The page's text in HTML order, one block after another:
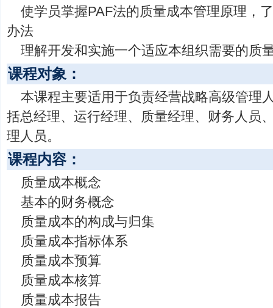
使学员掌握PAF法的质量成本管理原理，
办法
理解开发和实施一个适应本组织需要的质
课程对象：
本课程主要适用于负责经营战略高级管理
括总经理、运行经理、质量经理、财务人员
理人员。
课程内容：
质量成本概念
基本的财务概念
质量成本的构成与归集
质量成本指标体系
质量成本预算
质量成本核算
质量成本报告